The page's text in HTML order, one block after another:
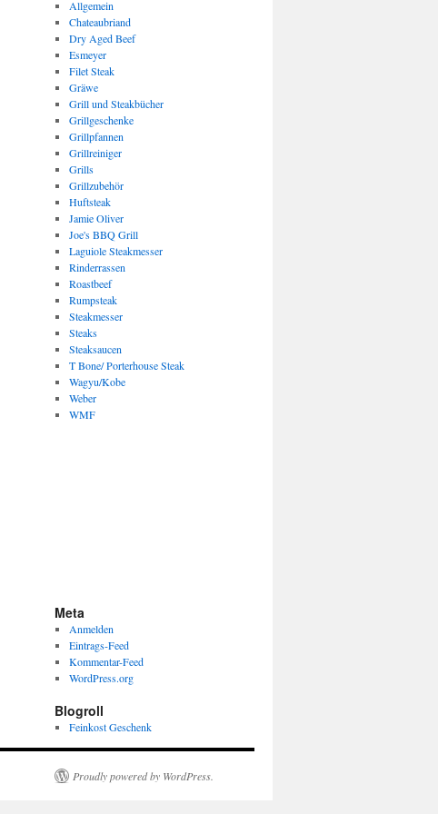
Allgemein
Chateaubriand
Dry Aged Beef
Esmeyer
Filet Steak
Gräwe
Grill und Steakbücher
Grillgeschenke
Grillpfannen
Grillreiniger
Grills
Grillzubehör
Huftsteak
Jamie Oliver
Joe's BBQ Grill
Laguiole Steakmesser
Rinderrassen
Roastbeef
Rumpsteak
Steakmesser
Steaks
Steaksaucen
T Bone/ Porterhouse Steak
Wagyu/Kobe
Weber
WMF
Meta
Anmelden
Eintrags-Feed
Kommentar-Feed
WordPress.org
Blogroll
Feinkost Geschenk
Proudly powered by WordPress.